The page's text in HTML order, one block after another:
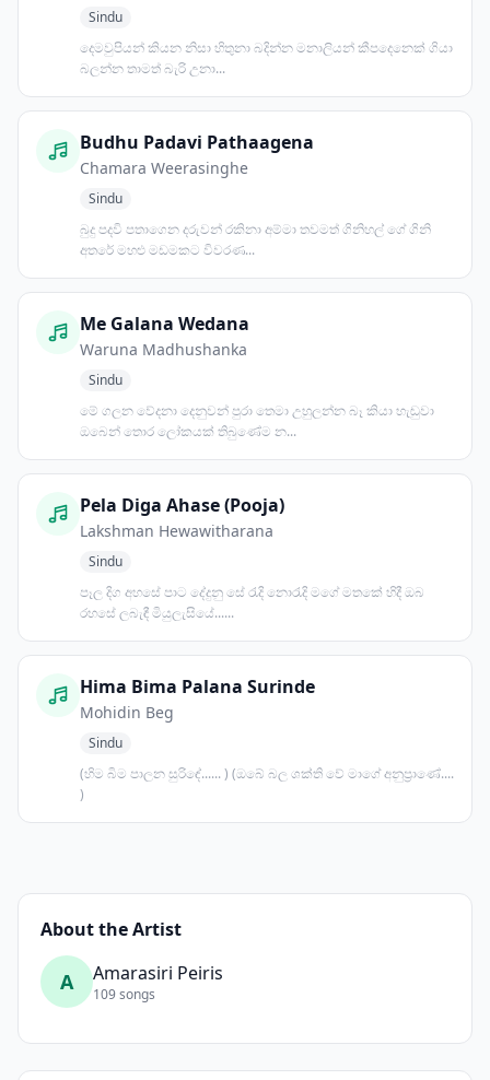
Sindu
දෙමවුපියන් කියන නිසා හිතුනා බදින්න මනාලියන් කීපදෙනෙක් ගියා
බලන්න තාමත් බැරි උනා...
Budhu Padavi Pathaagena
Chamara Weerasinghe
Sindu
බුදු පදවි පතාගෙන දරුවන් රකිනා අම්මා තවමත් ගිනිහල් ගේ ගිනි
අතරේ මහළු මඩමකට විවරණ...
Me Galana Wedana
Waruna Madhushanka
Sindu
මේ ගලන වේදනා දෙනුවන් පුරා තෙමා උහුලන්න බෑ කියා හැඬුවා
ඔබෙන් තොර ලෝකයක් තිබුණේම න...
Pela Diga Ahase (Pooja)
Lakshman Hewawitharana
Sindu
පෑල දිග අහසේ පාට දේදුනු සේ රැදි නොරැදි මගේ මතකේ හිදී ඔබ
රහසේ ලබැඳී මියුලැසියේ......
Hima Bima Palana Surinde
Mohidin Beg
Sindu
(හිම බිම පාලන සුරිඳේ...... ) (ඔබේ බල ශක්ති වේ මාගේ අනුප්‍රාණේ....
)
About the Artist
A Amarasiri Peiris
109 songs